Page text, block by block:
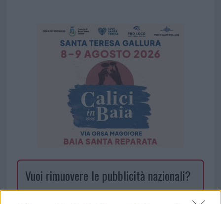
Vuoi rimuovere le pubblicità nazionali?